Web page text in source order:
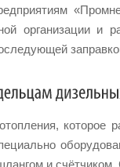
организации и
которое
и